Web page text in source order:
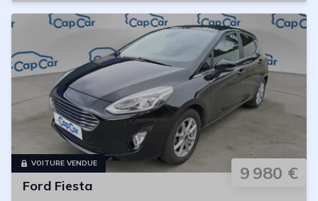
VOITURE VENDUE 9 980 €
Ford Fiesta